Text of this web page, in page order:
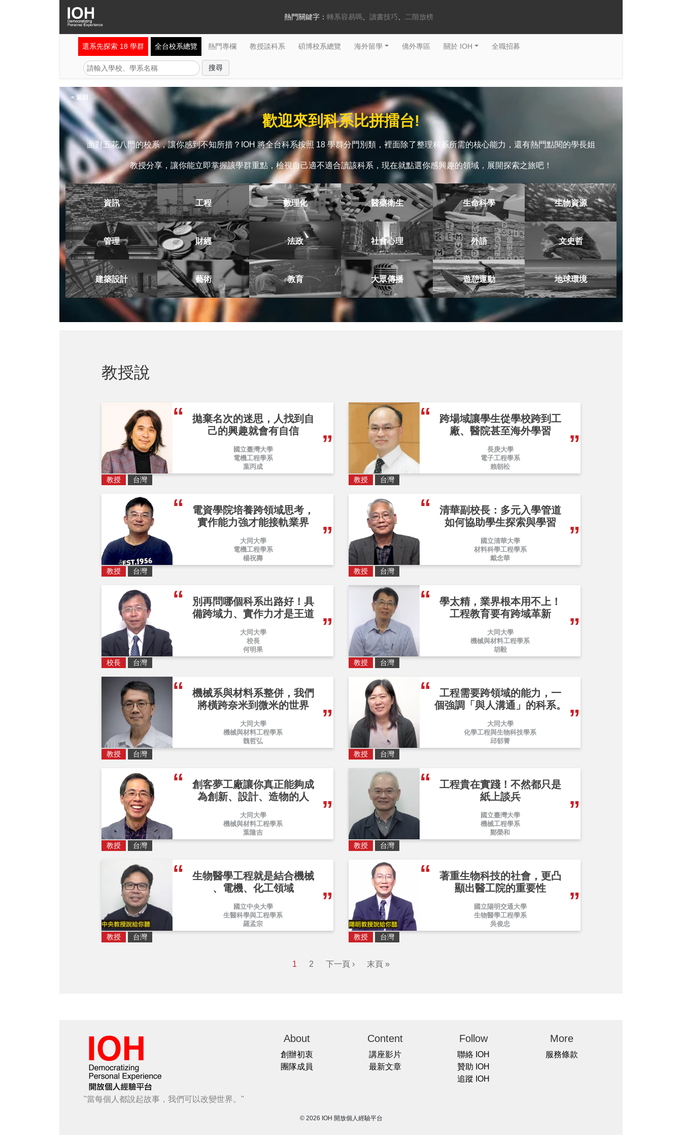
熱門關鍵字： 轉系容易嗎 讀書技巧 二階放榜
選系先探索 18 學群 全台校系總覽 熱門專欄 教授談科系 碩博校系總覽 海外留學 僑外專區 關於 IOH 全職招募
< 返回
歡迎來到科系比拼擂台!
面對五花八門的校系，讓你感到不知所措？IOH 將全台科系按照 18 學群分門別類，裡面除了整理科系所需的核心能力，還有熱門點閱的學長姐
教授分享，讓你能立即掌握該學群重點，檢視自己適不適合讀該科系，現在就點選你感興趣的領域，展開探索之旅吧！
資訊 工程 數理化 醫藥衛生 生命科學 生物資源
管理 財經 法政 社會心理 外語 文史哲
建築設計 藝術 教育 大眾傳播 遊憩運動 地球環境
教授說
拋棄名次的迷思，人找到自
己的興趣就會有自信
國立臺灣大學
電機工程學系
葉丙成
教授 台灣
跨場域讓學生從學校跨到工
廠、醫院甚至海外學習
長庚大學
電子工程學系
賴朝松
教授 台灣
電資學院培養跨領域思考，
實作能力強才能接軌業界
大同大學
電機工程學系
楊祝壽
教授 台灣
清華副校長：多元入學管道
如何協助學生探索與學習
國立清華大學
材料科學工程學系
戴念華
教授 台灣
別再問哪個科系出路好！具
備跨域力、實作力才是王道
大同大學
校長
何明果
校長 台灣
學太精，業界根本用不上！
工程教育要有跨域革新
大同大學
機械與材料工程學系
胡毅
教授 台灣
機械系與材料系整併，我們
將橫跨奈米到微米的世界
大同大學
機械與材料工程學系
魏哲弘
教授 台灣
工程需要跨領域的能力，一
個強調「與人溝通」的科系。
大同大學
化學工程與生物科技學系
邱郁菁
教授 台灣
創客夢工廠讓你真正能夠成
為創新、設計、造物的人
大同大學
機械與材料工程學系
葉隆吉
教授 台灣
工程貴在實踐！不然都只是
紙上談兵
國立臺灣大學
機械工程學系
鄭榮和
教授 台灣
生物醫學工程就是結合機械
、電機、化工領域
國立中央大學
生醫科學與工程學系
羅孟宗
教授 台灣
著重生物科技的社會，更凸
顯出醫工院的重要性
國立陽明交通大學
生物醫學工程學系
吳俊忠
教授 台灣
1 2 下一頁 › 末頁 »
"當每個人都說起故事，我們可以改變世界。"
About
創辦初衷
團隊成員
Content
講座影片
最新文章
Follow
聯絡 IOH
贊助 IOH
追蹤 IOH
More
服務條款
© 2026 IOH 開放個人經驗平台